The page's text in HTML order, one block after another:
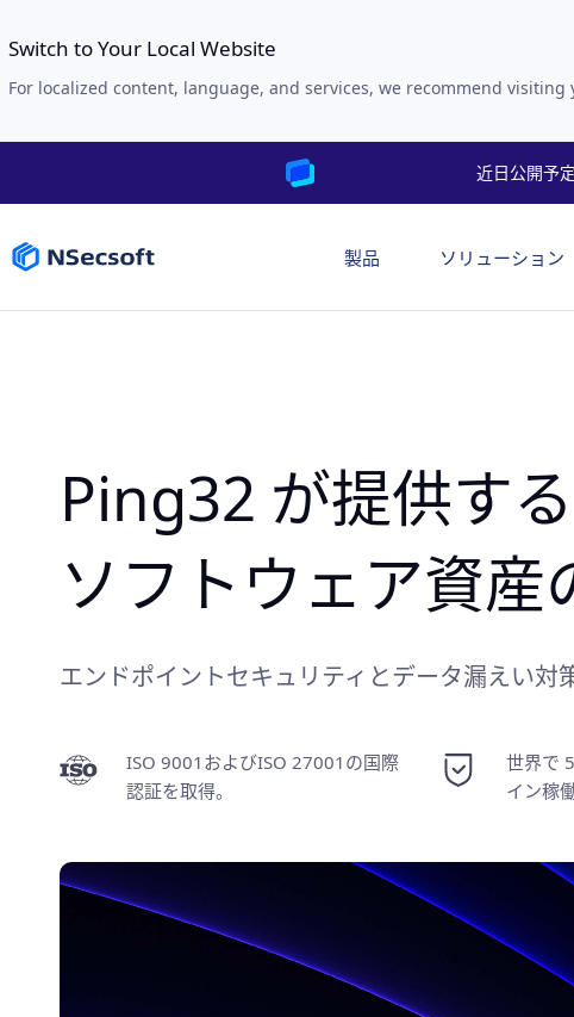
Switch to Your Local Website
For localized content, language, and services, we recommend
近日公開予
製品 ソリューション
Ping32 が提供する
IT運用プロセスの
エンドポイントセキュリティとデータ漏えい対
ISO 9001およびISO 27001の国際
認証を取得。
世界で
イン稼